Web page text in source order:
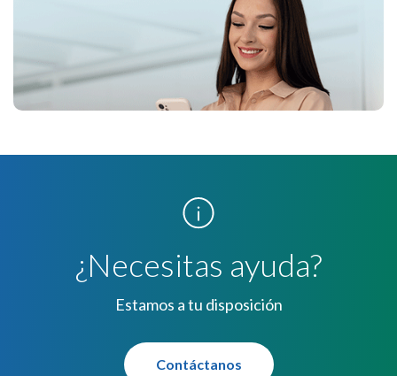
¿Necesitas ayuda?
Estamos a tu disposición
Contáctanos